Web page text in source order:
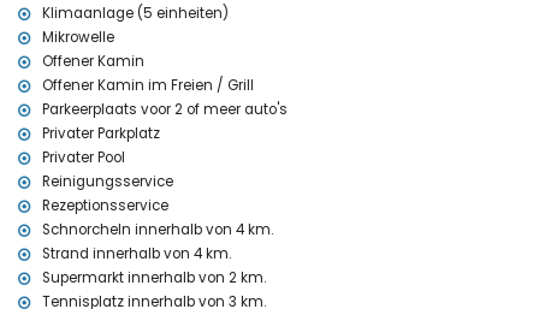
Ausstattungen und Dienstleistungen gegen Aufpreis
Wäscheservice
Fußbodenheizung und Klimaanlage
zusätzliches Bett und Kinderbetten/Babybetten (auf Anfrage)
Unterhaltung und Freizeitaktivitäten für Ihren Urlaub in Denia,
Costa Blanca
Diskothek, Nachtclub, Bar und Promenade (La Marineta Cassiana)
(innerhalb von 5 Kilometern vom Haus)
Sehenswürdigkeiten und Kultur in Denia, Costa Blanca
Museum (Spielzeugmuseum), Kirche und Schloss (Schloss Denia)
(innerhalb von 5 Kilometern von der Unterkunft)
Klimaanlage (5 einheiten)
Mikrowelle
Offener Kamin
Offener Kamin im Freien / Grill
Parkeerplaats voor 2 of meer auto's
Privater Parkplatz
Privater Pool
Reinigungsservice
Rezeptionsservice
Schnorcheln innerhalb von 4 km.
Strand innerhalb von 4 km.
Supermarkt innerhalb von 2 km.
Tennisplatz innerhalb von 3 km.